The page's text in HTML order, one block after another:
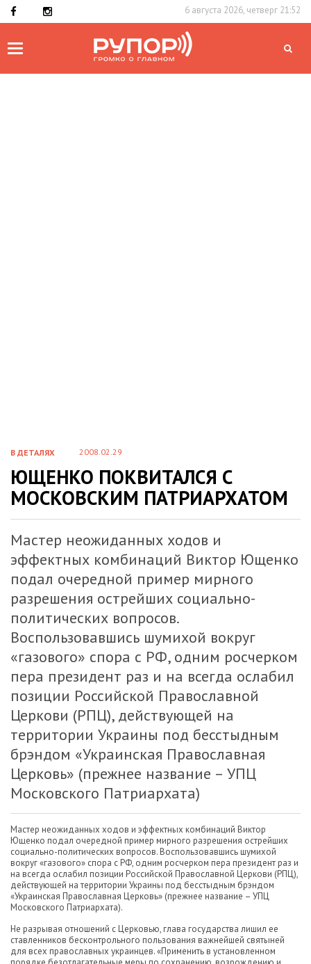
6 августа 2026, четверг 21:52
Toggle
В ДЕТАЛЯХ 2008.02.29
ЮЩЕНКО ПОКВИТАЛСЯ С
МОСКОВСКИМ ПАТРИАРХАТОМ
Мастер неожиданных ходов и
эффектных комбинаций Виктор Ющенко
подал очередной пример мирного
разрешения острейших социально-
политических вопросов.
Воспользовавшись шумихой вокруг
«газового» спора с РФ, одним росчерком
пера президент раз и на всегда ослабил
позиции Российской Православной
Церкови (РПЦ), действующей на
территории Украины под бесстыдным
брэндом «Украинская Православная
Церковь» (прежнее название – УПЦ
Московского Патриархата)
Мастер неожиданных ходов и эффектных комбинаций Виктор
Ющенко подал очередной пример мирного разрешения острейших
социально-политических вопросов. Воспользовавшись шумихой
вокруг «газового» спора с РФ, одним росчерком пера президент раз и
на всегда ослабил позиции Российской Православной Церкови (РПЦ),
действующей на территории Украины под бесстыдным брэндом
«Украинская Православная Церковь» (прежнее название – УПЦ
Московского Патриархата).
Не разрывая отношений с Церковью, глава государства лишил ее
ставленников бесконтрольного пользования важнейшей святыней
для всех православных украинцев. «Применить в установленном